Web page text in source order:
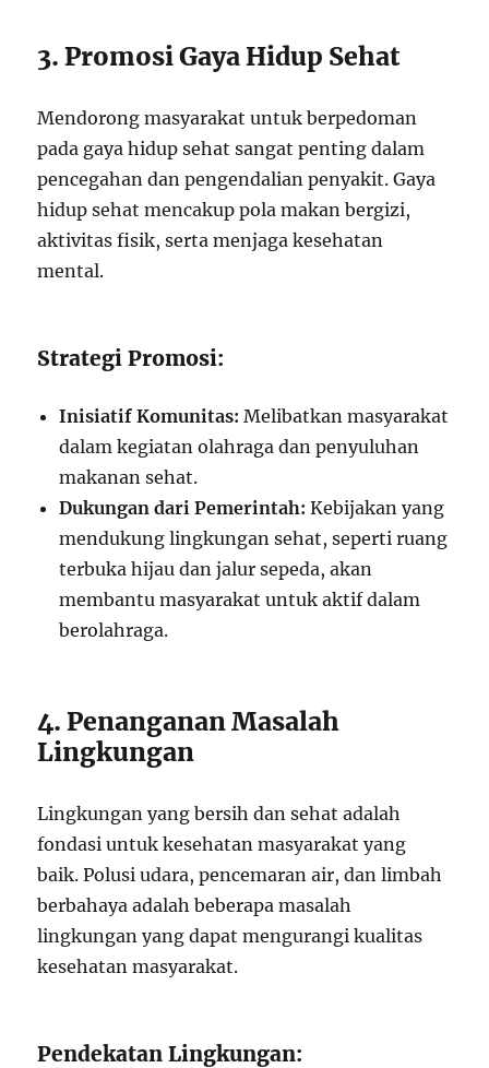
3. Promosi Gaya Hidup Sehat
Mendorong masyarakat untuk berpedoman
pada gaya hidup sehat sangat penting dalam
pencegahan dan pengendalian penyakit. Gaya
hidup sehat mencakup pola makan bergizi,
aktivitas fisik, serta menjaga kesehatan
mental.
Strategi Promosi:
Inisiatif Komunitas: Melibatkan masyarakat
dalam kegiatan olahraga dan penyuluhan
makanan sehat.
Dukungan dari Pemerintah: Kebijakan yang
mendukung lingkungan sehat, seperti ruang
terbuka hijau dan jalur sepeda, akan
membantu masyarakat untuk aktif dalam
berolahraga.
4. Penanganan Masalah
Lingkungan
Lingkungan yang bersih dan sehat adalah
fondasi untuk kesehatan masyarakat yang
baik. Polusi udara, pencemaran air, dan limbah
berbahaya adalah beberapa masalah
lingkungan yang dapat mengurangi kualitas
kesehatan masyarakat.
Pendekatan Lingkungan: